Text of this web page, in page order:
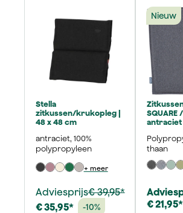
Stella
zitkussen/krukopleg |
48 x 48 cm
antraciet, 100%
polypropyleen
+ meer
Adviesprijs€ 39,95*
€ 35,95*
-10%
Nieuw
SQUARE /
antraciet
thaan
€ 21,95*